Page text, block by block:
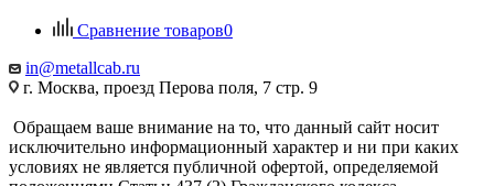
Сравнение товаров0
in@metallcab.ru
г. Москва, проезд Перова поля, 7 стр. 9
Обращаем ваше внимание на то, что данный сайт носит
исключительно информационный характер и ни при каких
условиях не является публичной офертой, определяемой